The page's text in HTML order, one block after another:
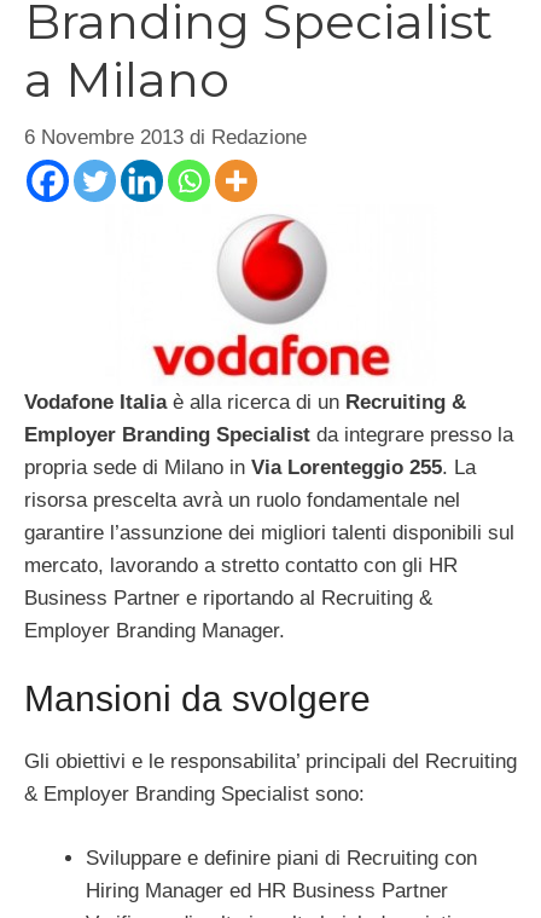
Branding Specialist
a Milano
6 Novembre 2013 di Redazione
Vodafone Italiaè alla ricerca di un Recruiting &
Employer Branding Specialist da integrare presso la
propria sede di Milano in Via Lorenteggio 255. La
risorsa prescelta avrà un ruolo fondamentale nel
garantire l’assunzione dei migliori talenti disponibili sul
mercato, lavorando a stretto contatto con gli HR
Business Partner e riportando al Recruiting &
Employer Branding Manager.
Mansioni da svolgere
Gli obiettivi e le responsabilita’ principali del Recruiting
& Employer Branding Specialist sono:
Sviluppare e definire piani di Recruiting con
Hiring Manager ed HR Business Partner